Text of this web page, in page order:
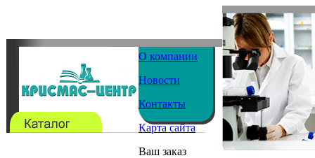
О компании
Новости
Контакты
Карта сайта
Ваш заказ